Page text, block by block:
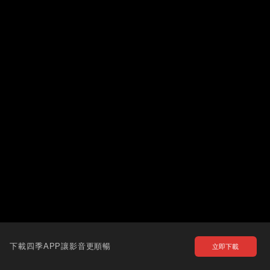
下載四季APP讓影音更順暢 立即下載